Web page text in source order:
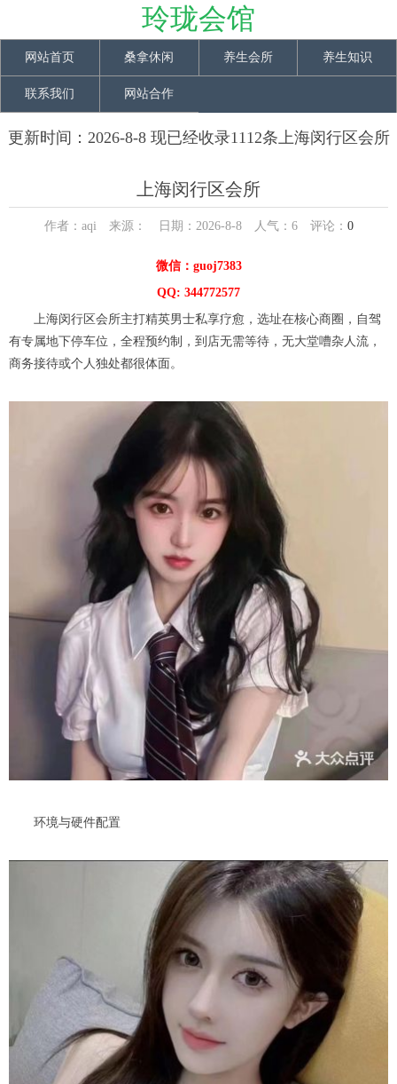
玲珑会馆
网站首页 桑拿休闲 养生会所 养生知识
联系我们 网站合作
更新时间：2026-8-8 现已经收录1112条上海闵行区会所
上海闵行区会所
作者：aqi 来源： 日期：2026-8-8 人气： 6评论： 0
微信：guoj7383
QQ: 344772577
上海闵行区会所主打精英男士私享疗愈，选址在核心商圈，自驾
有专属地下停车位，全程预约制，到店无需等待，无大堂嘈杂人流，
商务接待或个人独处都很体面。
环境与硬件配置